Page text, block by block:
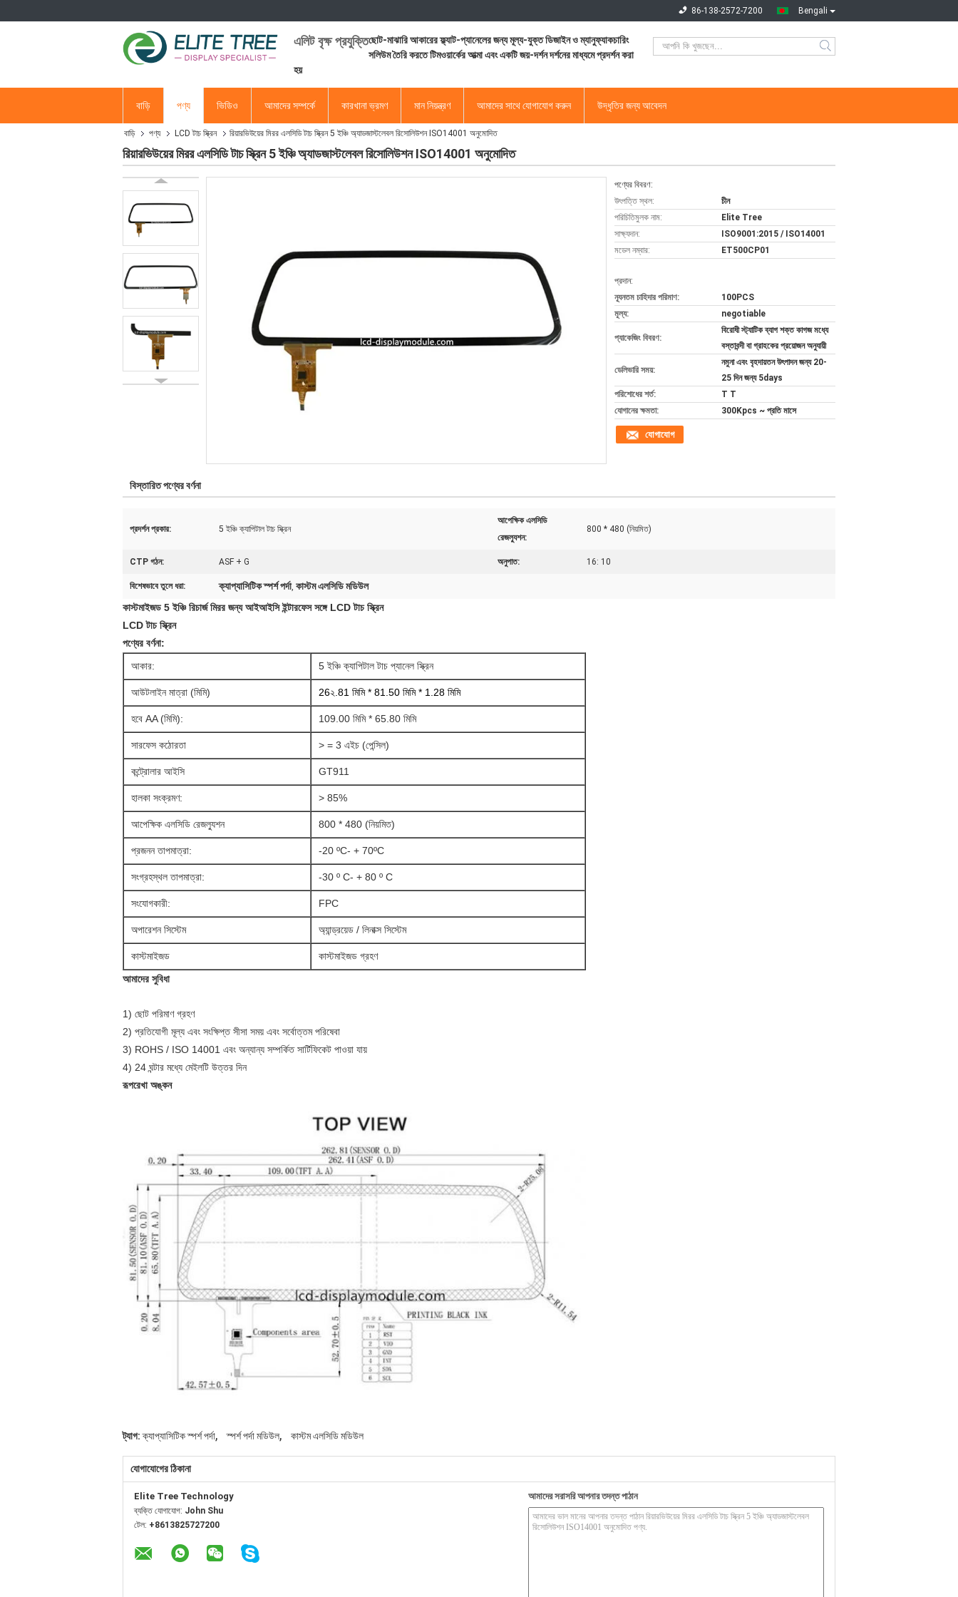
Bengali
86-138-2572-7200
এলিট বৃক্ষ প্রযুক্তিছোট-মাঝারি আকারের ফ্ল্যাট-প্যানেলের জন্য মূল্য-যুক্ত ডিজাইন ও ম্যানুফ্যাকচারিং
সলিউম তৈরি করতে টিমওয়ার্কের আত্মা এবং একটি জয়-দর্শন দর্শনের মাধ্যমে প্রদর্শন করা
হয়
বাড়ি পণ্য ভিডিও আমাদের সম্পর্কে কারখানা ভ্রমণ মান নিয়ন্ত্রণ আমাদের সাথে যোগাযোগ করুন উদ্ধৃতির জন্য আবেদন
বাড়ি পণ্য LCD টাচ স্ক্রিন রিয়ারভিউয়ের মিরর এলসিডি টাচ স্ক্রিন 5 ইঞ্চি অ্যাডজাস্টলেবল রিসোলিউশন ISO14001 অনুমোদিত
রিয়ারভিউয়ের মিরর এলসিডি টাচ স্ক্রিন 5 ইঞ্চি অ্যাডজাস্টলেবল রিসোলিউশন ISO14001 অনুমোদিত
পণ্যের বিবরণ:
উৎপত্তি স্থল:
চীন
পরিচিতিমুলক নাম:
Elite Tree
সাক্ষ্যদান:
ISO9001:2015 / ISO14001
মডেল নম্বার:
ET500CP01
প্রদান:
ন্যূনতম চাহিদার পরিমাণ:
100PCS
মূল্য:
negotiable
প্যাকেজিং বিবরণ:
বিরোধী স্ট্যাটিক ব্যাগ শক্ত কাগজ মধ্যে
বস্তাবন্দী বা গ্রাহকের প্রয়োজন অনুযায়ী
ডেলিভারি সময়:
নমুনা এবং বৃহদায়তন উৎপাদন জন্য 20-
25 দিন জন্য 5days
পরিশোধের শর্ত:
T T
যোগানের ক্ষমতা:
300Kpcs ~ প্রতি মাসে
যোগাযোগ
বিস্তারিত পণ্যের বর্ণনা
প্রদর্শন প্রকার: 5 ইঞ্চি ক্যাপিটাল টাচ স্ক্রিন
আপেক্ষিক এলসিডি
রেজল্যুশন:
800 * 480 (নিয়মিত)
CTP গঠন: ASF + G অনুপাত: 16: 10
বিশেষভাবে তুলে ধরা: ক্যাপ্যাসিটিক স্পর্শ পর্দা, কাস্টম এলসিডি মডিউল
কাস্টমাইজড 5 ইঞ্চি রিচার্জ মিরর জন্য আইআইসি ইন্টারফেস সঙ্গে LCD টাচ স্ক্রিন
LCD টাচ স্ক্রিন
পণ্যের বর্ণনা:
আকার:
5 ইঞ্চি ক্যাপিটাল টাচ প্যানেল স্ক্রিন
আউটলাইন মাত্রা (মিমি) 26২.81 মিমি * 81.50 মিমি * 1.28 মিমি
হবে AA (মিমি): 109.00 মিমি * 65.80 মিমি
সারফেস কঠোরতা > = 3 এইচ (পেন্সিল)
কন্ট্রোলার আইসি GT911
হালকা সংক্রমণ: > 85%
আপেক্ষিক এলসিডি রেজল্যুশন 800 * 480 (নিয়মিত)
প্রজনন তাপমাত্রা: -20 ºC- + 70ºC
সংগ্রহস্থল তাপমাত্রা: -30 º C- + 80 º C
সংযোগকারী: FPC
অপারেশন সিস্টেম অ্যান্ড্রয়েড / লিনাক্স সিস্টেম
কাস্টমাইজড
কাস্টমাইজড গ্রহণ
আমাদের সুবিধা
1) ছোট পরিমাণ গ্রহণ
2) প্রতিযোগী মূল্য এবং সংক্ষিপ্ত সীসা সময় এবং সর্বোত্তম পরিষেবা
3) ROHS / ISO 14001 এবং অন্যান্য সম্পর্কিত সার্টিফিকেট পাওয়া যায়
4) 24 ঘন্টার মধ্যে মেইলটি উত্তর দিন
রূপরেখা অঙ্কন
ট্যাগ: ক্যাপ্যাসিটিক স্পর্শ পর্দা, স্পর্শ পর্দা মডিউল, কাস্টম এলসিডি মডিউল
যোগাযোগের ঠিকানা
Elite Tree Technology
ব্যক্তি যোগাযোগ: John Shu
টেল: +8613825727200
আমাদের সরাসরি আপনার তদন্ত পাঠান